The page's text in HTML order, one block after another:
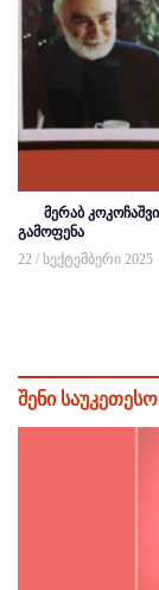
მერაბ
გამოფენა
22 / სექტემბერი 2025
შენი